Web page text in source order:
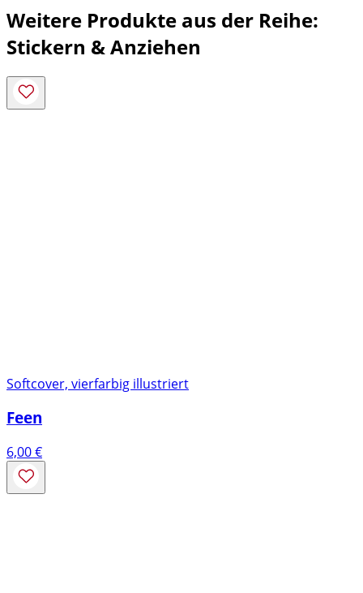
Weitere Produkte aus der Reihe:
Stickern & Anziehen
Softcover, vierfarbig illustriert
Feen
6,00€